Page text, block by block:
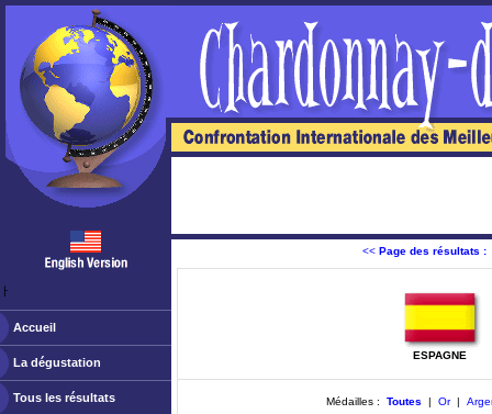
ￂﾠ
Accueil
La dégustation
Tous les résultats
<< Page des résultats :
ESPAGNE
Médailles : Toutes | Or|